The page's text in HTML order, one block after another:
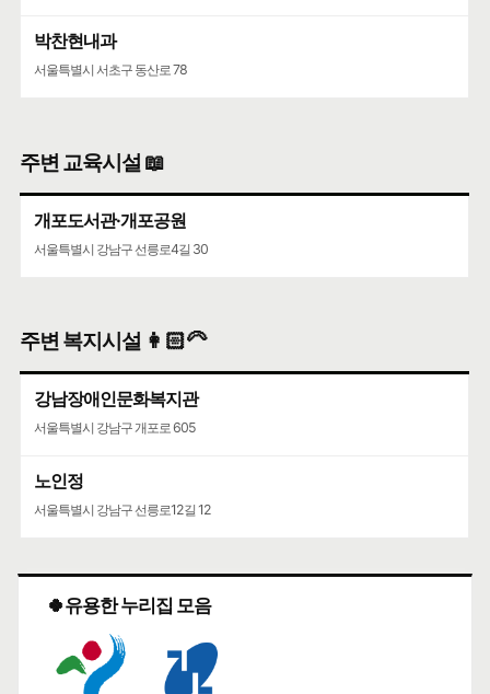
박찬현내과
서울특별시 서초구 동산로 78
주변 교육시설 📖
개포도서관·개포공원
서울특별시 강남구 선릉로4길 30
주변 복지시설 👩🏻‍🦳
강남장애인문화복지관
서울특별시 강남구 개포로 605
노인정
서울특별시 강남구 선릉로12길 12
🍀유용한 누리집 모음